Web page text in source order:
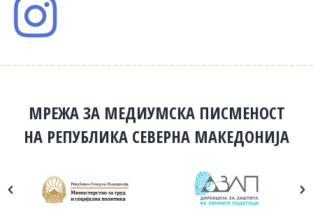
МРЕЖА ЗА МЕДИУМСКА ПИСМЕНОСТ
НА РЕПУБЛИКА СЕВЕРНА МАКЕДОНИЈА